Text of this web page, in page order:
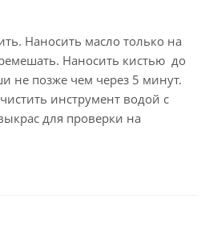
Наносить масло только на
Наносить кистью до
не позже чем через 5 минут.
инструмент водой с
для проверки на